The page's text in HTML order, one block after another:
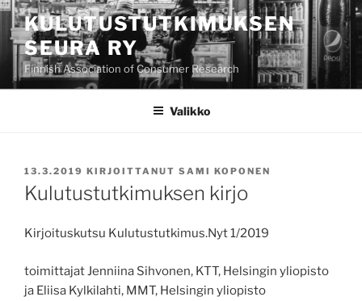
Siirry
sisältöönKULUTUSTUTKIMUKSEN
SEURA RY
Finnish Association of Consumer Research
Valikko
JULKAISTU
13.3.2019 KIRJOITTANUT SAMI KOPONEN
Kulutustutkimuksen kirjo
Kirjoituskutsu Kulutustutkimus.Nyt 1/2019
toimittajat Jenniina Sihvonen, KTT, Helsingin yliopisto
ja Eliisa Kylkilahti, MMT, Helsingin yliopisto